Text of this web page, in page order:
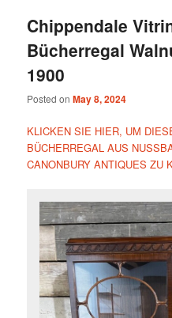
Chippendale
Bücherregal
1900
Posted onMay 8, 2024
KLICKEN SIE HIER, UM
BÜCHERREGAL AUS
CANONBURY ANTIQUES ZU